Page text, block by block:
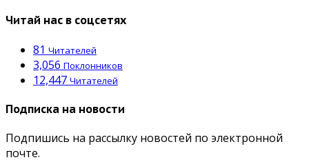
Читай нас в соцсетях
81 Читателей
3,056 Поклонников
12,447 Читателей
Подписка на новости
Подпишись на рассылку новостей по электронной
почте.